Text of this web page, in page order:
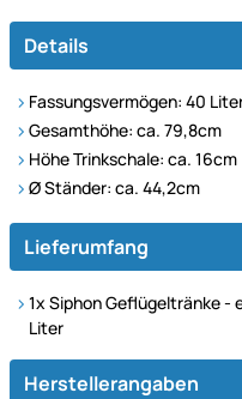
Details
Fassungsvermögen: 40
Gesamthöhe: ca. 79,8cm
Höhe Trinkschale: ca. 16cm
Ø Ständer: ca. 44,2cm
Lieferumfang
1x Siphon Geflügeltränke -
Liter
Herstellerangaben